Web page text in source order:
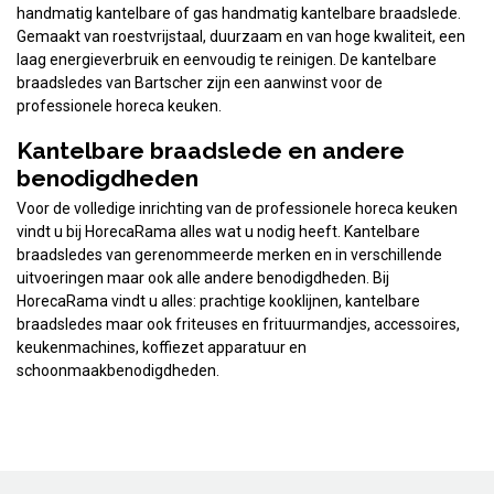
handmatig kantelbare of gas handmatig kantelbare braadslede.
Gemaakt van roestvrijstaal, duurzaam en van hoge kwaliteit, een
laag energieverbruik en eenvoudig te reinigen. De kantelbare
braadsledes van Bartscher zijn een aanwinst voor de
professionele horeca keuken.
Kantelbare braadslede en andere
benodigdheden
Voor de volledige inrichting van de professionele horeca keuken
vindt u bij HorecaRama alles wat u nodig heeft. Kantelbare
braadsledes van gerenommeerde merken en in verschillende
uitvoeringen maar ook alle andere benodigdheden. Bij
HorecaRama vindt u alles: prachtige kooklijnen, kantelbare
braadsledes maar ook friteuses en frituurmandjes, accessoires,
keukenmachines, koffiezet apparatuur en
schoonmaakbenodigdheden.